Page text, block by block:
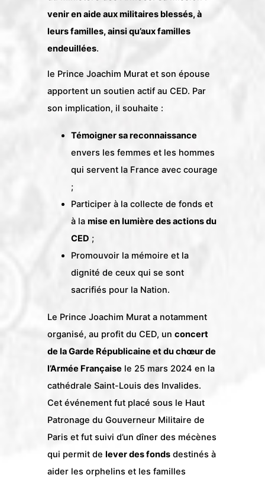
venir en aide aux militaires blessés, à
leurs familles, ainsi qu’aux familles
endeuillées.
le Prince Joachim Murat et son épouse
apportent un soutien actif au CED. Par
son implication, il souhaite :
Témoigner sa reconnaissance
envers les femmes et les hommes
qui servent la France avec courage
;
Participer à la collecte de fonds et
à la mise en lumière des actions du
CED ;
Promouvoir la mémoire et la
dignité de ceux qui se sont
sacrifiés pour la Nation.
Le Prince Joachim Murat a notamment
organisé, au profit du CED, un concert
de la Garde Républicaine et du chœur de
l’Armée Française le 25 mars 2024 en la
cathédrale Saint-Louis des Invalides.
Cet événement fut placé sous le Haut
Patronage du Gouverneur Militaire de
Paris et fut suivi d’un dîner des mécènes
qui permit de lever des fonds destinés à
aider les orphelins et les familles